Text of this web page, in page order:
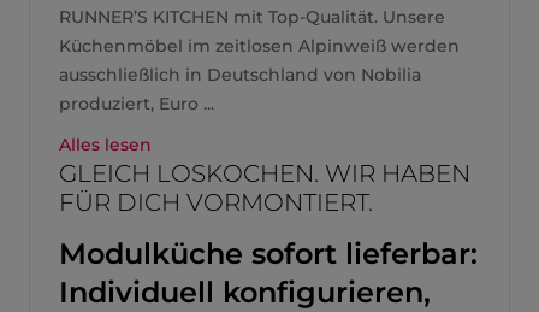
RUNNER’S KITCHEN mit Top-Qualität. Unsere
Küchenmöbel im zeitlosen Alpinweiß werden
ausschließlich in Deutschland von Nobilia
produziert, Euro ...
Alles lesen
GLEICH LOSKOCHEN. WIR HABEN
FÜR DICH VORMONTIERT.
Modulküche sofort lieferbar:
Individuell konfigurieren,